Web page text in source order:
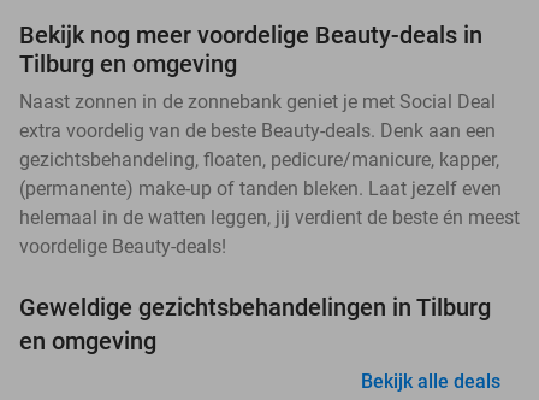
Bekijk nog meer voordelige Beauty-deals in
Tilburg en omgeving
Naast zonnen in de zonnebank geniet je met Social Deal
extra voordelig van de beste Beauty-deals. Denk aan een
gezichtsbehandeling, floaten, pedicure/manicure, kapper,
(permanente) make-up of tanden bleken. Laat jezelf even
helemaal in de watten leggen, jij verdient de beste én meest
voordelige Beauty-deals!
Geweldige gezichtsbehandelingen in Tilburg
en omgeving
Bekijk alle deals